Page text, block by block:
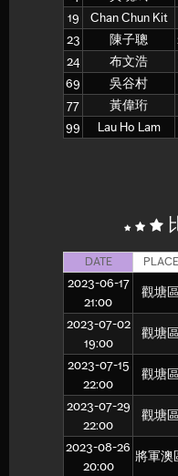
19
Chan Chun Kit
23
陳子聰
24
布文浩
69
吳谷村
77
黃偉珩
99
Lau Ho Lam
DATE PLACE
2023-06-17
21:00
觀塘區
2023-07-02
19:00
觀塘區
2023-07-15
22:00
觀塘區
2023-07-29
22:00
觀塘區
2023-08-26
20:00
將軍澳